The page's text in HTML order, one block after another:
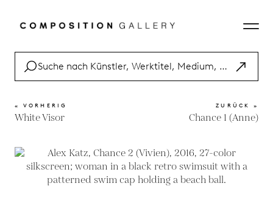
« VORHERIG
White Visor
ZURÜCK »
Chance 1 (Anne)